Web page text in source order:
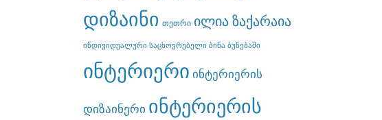
დიზაინი თეთრი ილია ზაქარაია
ინდივიდუალური საცხოვრებელი ბინა ბუნებაში
ინტერიერი ინტერიერის
დიზაინერი ინტერიერის